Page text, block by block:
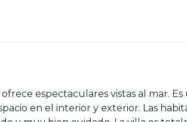
espectaculares vistas al mar. Es
en el interior y exterior. Las